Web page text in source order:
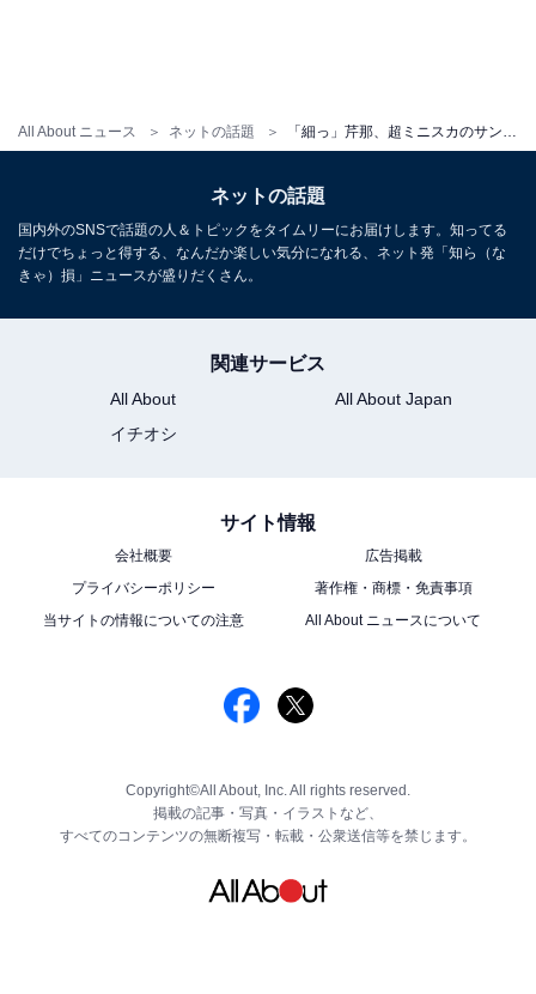
All About ニュース ネットの話題
ネットの話題
国内外のSNSで話題の人＆トピックをタイムリーにお届けします。知ってる
だけでちょっと得する、なんだか楽しい気分になれる、ネット発「知ら（な
きゃ）損」ニュースが盛りだくさん。
関連サービス
All About
All About Japan
イチオシ
サイト情報
会社概要
広告掲載
プライバシーポリシー
著作権・商標・免責事項
当サイトの情報についての注意
All About ニュースについて
Copyright©All About, Inc. All rights reserved.
掲載の記事・写真・イラストなど、
すべてのコンテンツの無断複写・転載・公衆送信等を禁じます。